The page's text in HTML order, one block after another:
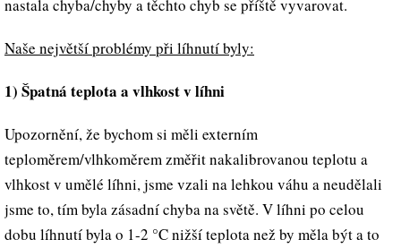
nastala chyba/chyby a těchto chyb se příště vyvarovat.
Naše největší problémy při líhnutí byly:
1) Špatná teplota a vlhkost v líhni
Upozornění, že bychom si měli externím
teploměrem/vlhkoměrem změřit nakalibrovanou teplotu a
vlhkost v umělé líhni, jsme vzali na lehkou váhu a neudělali
jsme to, tím byla zásadní chyba na světě. V líhni po celou
dobu líhnutí byla o 1-2 °C nižší teplota než by měla být a to